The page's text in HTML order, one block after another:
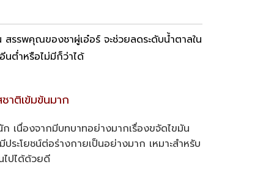
รรพคุณของชาผู่เอ๋อร์ จะช่วยลดระดับน้ำตาลใน
ต่ำหรือไม่มีก็ว่าได้
าติเข้มข้นมาก
เนื่องจากมีบทบาทอย่างมากเรื่องขจัดไขมัน
ะโยชน์ต่อร่างกายเป็นอย่างมาก เหมาะสำหรับ
ไปได้ด้วยดี